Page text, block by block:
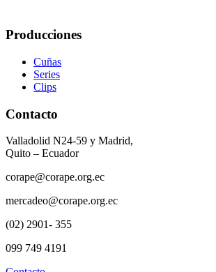
Producciones
Cuñas
Series
Clips
Contacto
Valladolid N24-59 y Madrid,
Quito – Ecuador
corape@corape.org.ec
mercadeo@corape.org.ec
(02) 2901- 355
099 749 4191